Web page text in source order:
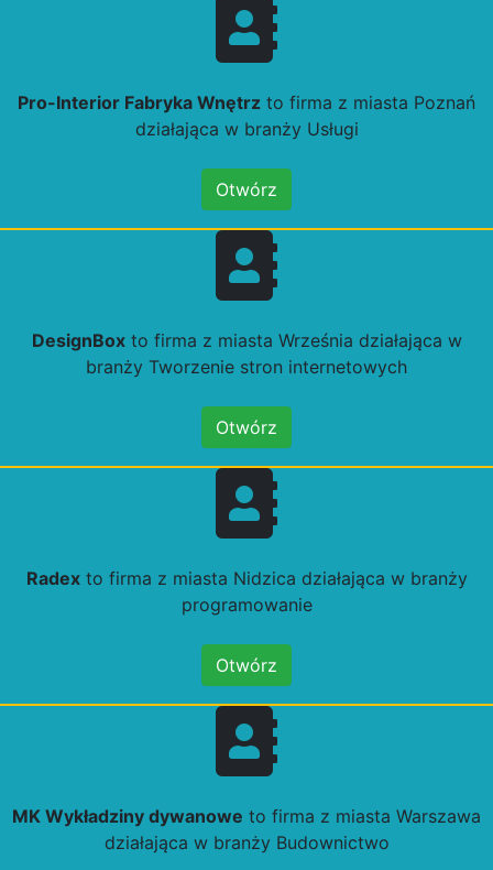
Pro-Interior Fabryka Wnętrz to firma z miasta Poznań
działająca w branży Usługi
Otwórz
DesignBoxto firma z miasta Września działająca w
branży Tworzenie stron internetowych
Otwórz
Radexto firma z miasta Nidzica działająca w branży
programowanie
Otwórz
MK Wykładziny dywanowe to firma z miasta Warszawa
działająca w branży Budownictwo